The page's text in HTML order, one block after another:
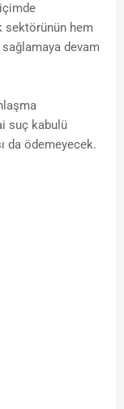
sektörünün hem
devam
suç kabulü
da ödemeyecek.